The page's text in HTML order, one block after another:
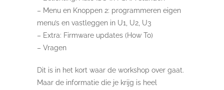
– Menu en Knoppen 2: programmeren eigen
menu’s en vastleggen in U1, U2, U3
– Extra: Firmware updates (How To)
– Vragen
Dit is in het kort waar de workshop over gaat.
Maar de informatie die je krijg is heel